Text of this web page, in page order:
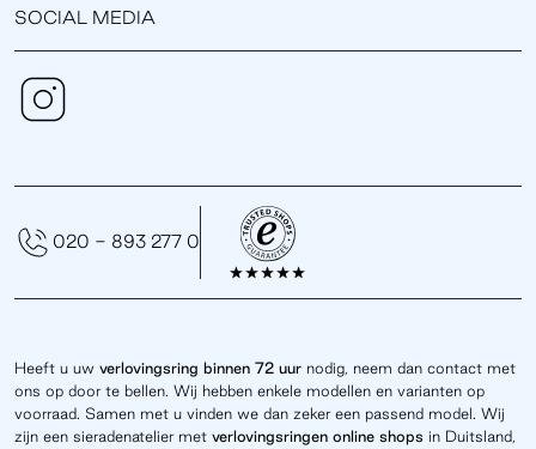
SOCIAL MEDIA
Heeft u uw verlovingsring binnen 72 uur nodig, neem dan contact met
ons op door te bellen. Wij hebben enkele modellen en varianten op
voorraad. Samen met u vinden we dan zeker een passend model. Wij
zijn een sieradenatelier met verlovingsringen online shops in Duitsland,
020 - 893 277 0